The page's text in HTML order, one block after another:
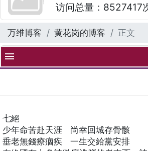
访问总量：8527417
万维博客 黄花岗的博客 正文
menu
七絕
少年命苦赴天涯
尚幸回城存骨骸
垂老無錢療痼疾
一生交給黨安排